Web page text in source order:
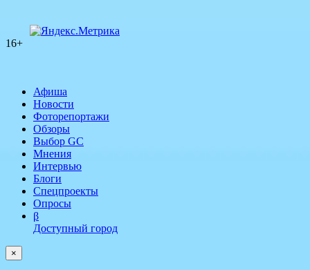
16+
Афиша
Новости
Фоторепортажи
Обзоры
Выбор GC
Мнения
Интервью
Блоги
Спецпроекты
Опросы
β
Доступный город
×